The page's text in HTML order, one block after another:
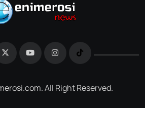
All Right Reserved.